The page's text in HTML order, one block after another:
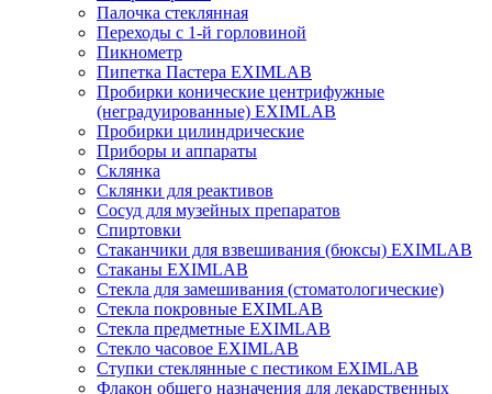
Палочка стеклянная
Переходы с 1-й горловиной
Пикнометр
Пипетка Пастера EXIMLAB
Пробирки конические центрифужные
(неградуированные) EXIMLAB
Пробирки цилиндрические
Приборы и аппараты
Склянка
Склянки для реактивов
Сосуд для музейных препаратов
Спиртовки
Стаканчики для взвешивания (бюксы) EXIMLAB
Стаканы EXIMLAB
Стекла для замешивания (стоматологические)
Стекла покровные EXIMLAB
Стекла предметные EXIMLAB
Стекло часовое EXIMLAB
Ступки стеклянные с пестиком EXIMLAB
Флакон общего назначения для лекарственных